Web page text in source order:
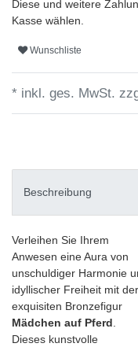
Diese und weitere
Kasse wählen.
Wunschliste
* inkl. ges. MwSt.
Beschreibung
Verleihen Sie Ihrem
Anwesen eine Aura von
unschuldiger Harmonie
idyllischer Freiheit mit der
exquisiten Bronzefigur
Mädchen auf Pferd.
Dieses kunstvolle